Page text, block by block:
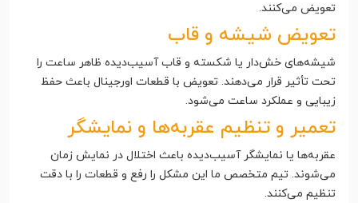
تعویض می‌کنند.
تعویض شیشه و قاب
شیشه‌های خش‌دار یا شکسته و قاب آسیب‌دیده ظاهر ساعت را
تحت تأثیر قرار می‌دهند. تعویض با قطعات اورجینال باعث حفظ
زیبایی و عملکرد ساعت می‌شود.
تعمیر و تنظیم عقربه‌ها و نمایشگر
عقربه‌ها یا نمایشگر آسیب‌دیده باعث اختلال در نمایش زمان
می‌شوند. تیم متخصص ما این مشکل را رفع و قطعات را با دقت
تنظیم می‌کنند.